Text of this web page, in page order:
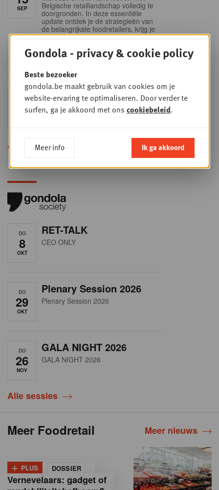
SEP
Belgische retaillandschap volledig te
doorgronden. In deze essentiële
update ontdek je de strategieën van
de belangrijkste foodretailers, krijg je
helder zicht op het shopperprofiel en
een sector die sneller verandert dan
ooit.
DO
24
Sales & nego Summit
2026
Alle opleidingen
DO
8
OKT
RET-TALK
CEO ONLY
DO
29
OKT
Plenary Session 2026
Plenary Session 2026
DO
26
NOV
GALA NIGHT 2026
GALA NIGHT 2026
Alle sessies
Meer Foodretail Meer nieuws
+ PLUS DOSSIER
Vernevelaars: gadget of
Gondola - privacy & cookie policy
Beste bezoeker
gondola.be maakt gebruik van cookies om je
website-ervaring te optimaliseren. Door verder te
surfen, ga je akkoord met ons cookiebeleid.
Meer info Ik ga akkoord